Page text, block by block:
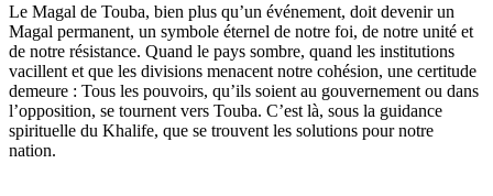
Le Magal de Touba, bien plus qu’un événement, doit devenir un
Magal permanent, un symbole éternel de notre foi, de notre unité et
de notre résistance. Quand le pays sombre, quand les institutions
vacillent et que les divisions menacent notre cohésion, une certitude
demeure : Tous les pouvoirs, qu’ils soient au gouvernement ou dans
l’opposition, se tournent vers Touba. C’est là, sous la guidance
spirituelle du Khalife, que se trouvent les solutions pour notre
nation.